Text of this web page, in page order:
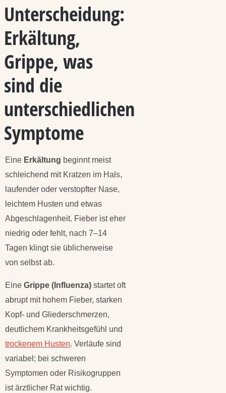
Unterscheidung:
Erkältung,
Grippe, was
sind die
unterschiedlichen
Symptome
Eine Erkältung beginnt meist
schleichend mit Kratzen im Hals,
laufender oder verstopfter Nase,
leichtem Husten und etwas
Abgeschlagenheit. Fieber ist eher
niedrig oder fehlt, nach 7–14
Tagen klingt sie üblicherweise
von selbst ab.
Eine Grippe (Influenza) startet oft
abrupt mit hohem Fieber, starken
Kopf- und Gliederschmerzen,
deutlichem Krankheitsgefühl und
trockenem Husten. Verläufe sind
variabel; bei schweren
Symptomen oder Risikogruppen
ist ärztlicher Rat wichtig.